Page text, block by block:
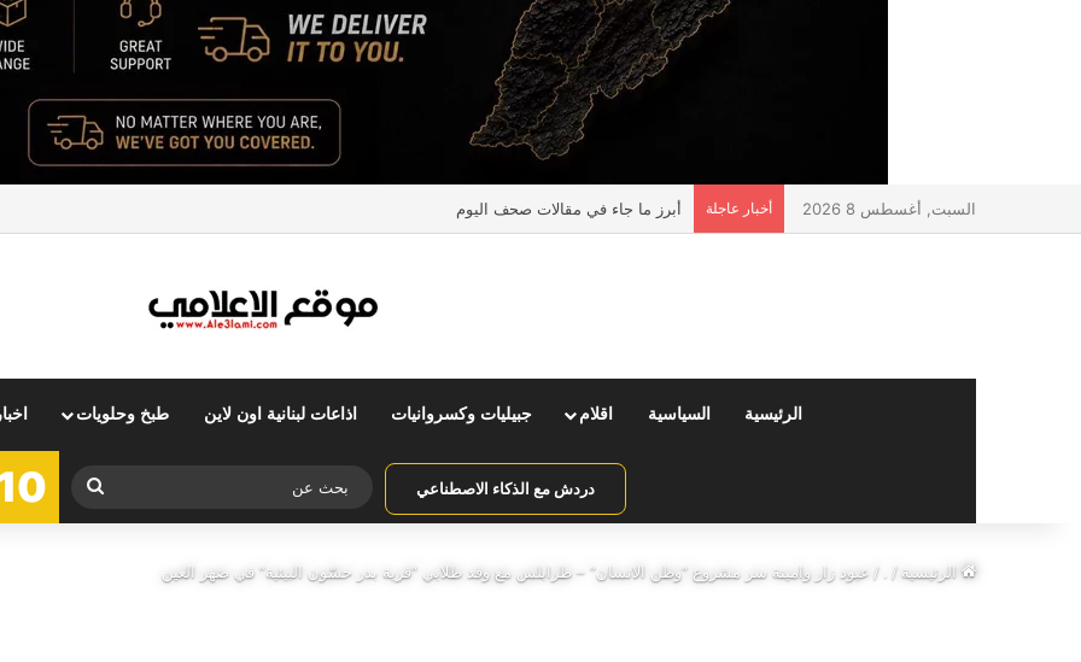
السبت, أغسطس 8 2026 أخبار عاجلة أبرز ما جاء في مقالات صحف اليوم
الرئيسية السياسية اقلام جبيليات وكسروانيات اذاعات لبنانية اون لاين طبخ وحلويات
دردش مع الذكاء الاصطناعي
بحث
عن
الرئيسية/
/ عبود زار وامينة سر مشروع “وطن الانسان” – طرابلس مع وفد طلابي “قرية بدر حسّون البيئية” في ضهر العين